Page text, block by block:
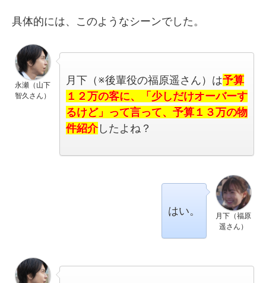
具体的には、このようなシーンでした。
永瀬（山下
智久さん）
月下（※後輩役の福原遥さん）は予算
１２万の客に、「少しだけオーバーす
るけど」って言って、予算１３万の物
件紹介したよね？
月下（福原
遥さん）
はい。